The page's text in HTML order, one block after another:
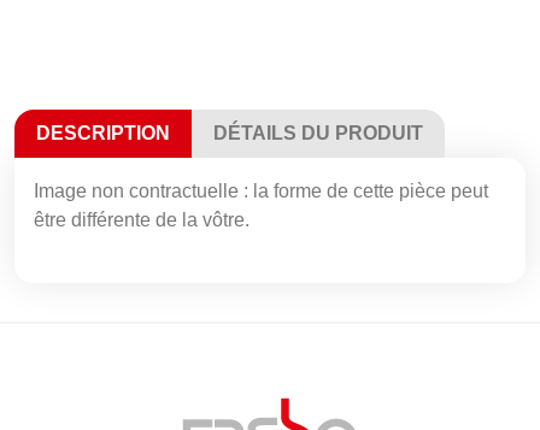
DESCRIPTION DÉTAILS DU PRODUIT
Image non contractuelle : la forme de cette pièce peut
être différente de la vôtre.